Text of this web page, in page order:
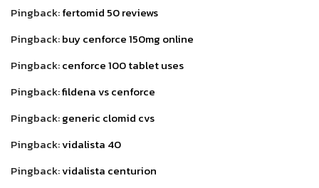
Pingback:fertomid 50 reviews
Pingback:buy cenforce 150mg online
Pingback:cenforce 100 tablet uses
Pingback:fildena vs cenforce
Pingback:generic clomid cvs
Pingback:vidalista 40
Pingback:vidalista centurion